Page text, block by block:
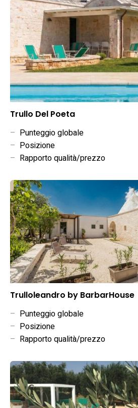
Trullo Del Poeta
– Punteggio globale
– Posizione
– Rapporto qualità/prezzo
Trulloleandro by BarbarHouse
– Punteggio globale
– Posizione
– Rapporto qualità/prezzo